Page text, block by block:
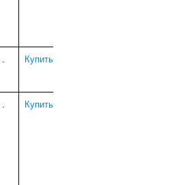
. Купить
. Купить